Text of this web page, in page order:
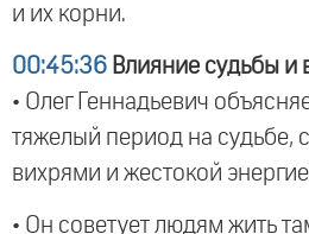
и их корни.
00:45:36 Влияние судьбы и
• Олег Геннадьевич
тяжелый период на судьбе,
вихрями и жестокой
• Он советует людям жить